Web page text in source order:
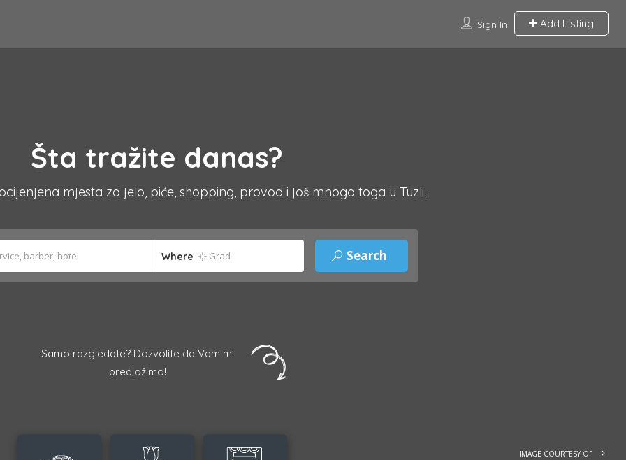
Sign In Add Listing
IMAGE COURTESY OF
Šta tražite danas?
mjesta za jelo, piće, shopping, provod i još mnogo toga u Tuzli.
Where
Samo razgledate? Dozvolite da Vam mi
predložimo!